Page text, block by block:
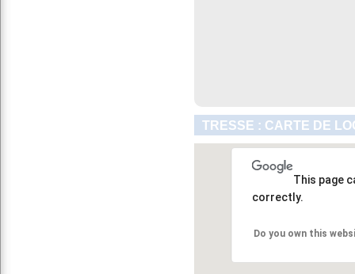
TRESSE : CARTE DE
This page
correctly.
Do you own this